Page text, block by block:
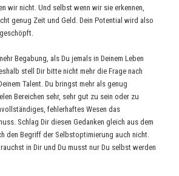
wir nicht. Und selbst wenn wir sie erkennen,
genug Zeit und Geld. Dein Potential wird also
Begabung, als Du jemals in Deinem Leben
stell Dir bitte nicht mehr die Frage nach
Talent. Du bringst mehr als genug
Bereichen sehr, sehr gut zu sein oder zu
fehlerhaftes Wesen das
Schlag Dir diesen Gedanken gleich aus dem
den Begriff der Selbstoptimierung auch nicht.
in Dir und Du musst nur Du selbst werden